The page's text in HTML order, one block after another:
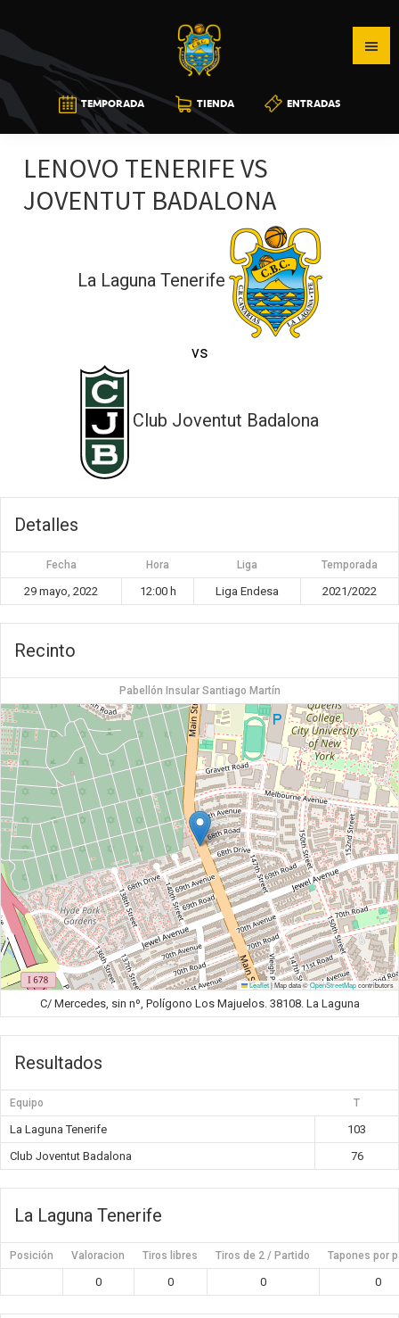
a
la
navegación
principal
al
contenido
principal
a
la
barra
lateral
principal
CB
CANARIAS
TEMPORADA TIENDA ENTRADAS
LENOVO TENERIFE VS
JOVENTUT BADALONA
La Laguna Tenerife
vs
Club Joventut Badalona
Detalles
Fecha Hora Liga Temporada
29 mayo, 2022 12:00 h Liga Endesa 2021/2022
Recinto
Pabellón Insular Santiago Martín
Leaflet|Map data ©OpenStreetMapcontributors
C/ Mercedes, sin nº, Polígono Los Majuelos. 38108. La Laguna
Resultados
Equipo T
La Laguna Tenerife
103
Club Joventut Badalona
76
La Laguna Tenerife
Posición Valoracion Tiros libres Tiros de 2 / Partido Tapones por
0 0 0 0